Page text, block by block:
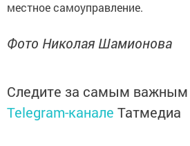
местное самоуправление.
Фото Николая Шамионова
Следите за самым важным
Telegram-канале Татмедиа